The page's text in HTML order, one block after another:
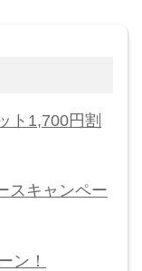
ト1,700円割
スキャンペー
ン！